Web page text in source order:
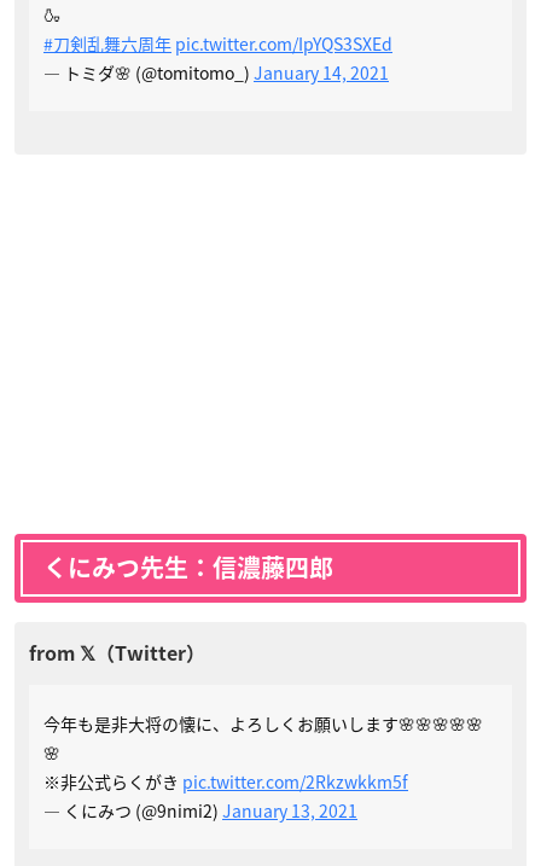
🍶
#刀剣乱舞六周年 pic.twitter.com/IpYQS3SXEd
— トミダ🌸 (@tomitomo_) January 14, 2021
くにみつ先生：信濃藤四郎
今年も是非大将の懐に、よろしくお願いします🌸🌸🌸🌸🌸
🌸
※非公式らくがき pic.twitter.com/2Rkzwkkm5f
— くにみつ (@9nimi2) January 13, 2021